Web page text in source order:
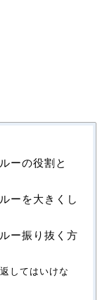
ーの役割と
ーを大きくし
ー振り抜く方
してはいけな